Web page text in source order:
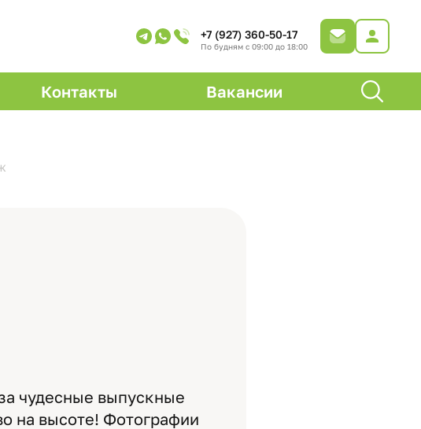
+7 (927) 360-50-17
По будням с 09:00 до 18:00
Контакты Вакансии
чудесные выпускные
на высоте! Фотографии